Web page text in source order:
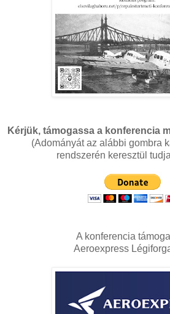
Kérjük, támogassa a konferencia
(Adományát az alábbi gombra
rendszerén keresztül
A konferencia
Aeroexpress